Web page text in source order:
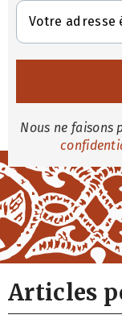
Nous ne faisons
Articles